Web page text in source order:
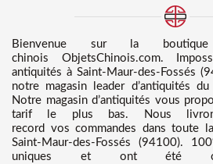
Bienvenue sur
la
chinois ObjetsChinois.com.
antiquités à Saint-Maur-des-Fossés
notre magasin leader d’antiquités
Notre magasin d’antiquités vous
tarif le plus bas. Nous
record vos commandes dans toute
Saint-Maur-des-Fossés (94100).
uniques et ont été